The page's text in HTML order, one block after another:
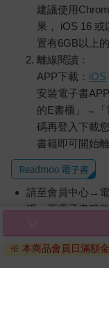
建議使用
果， iOS 16 或
置有6GB以上
離線閱讀：
APP下載： iOS
安裝電子書
的E書櫃」→「
碼再登入下載
書籍即可開始離
請至會員中心→
碼』至電子書服
因版權保護，您
的閱讀軟體開啟